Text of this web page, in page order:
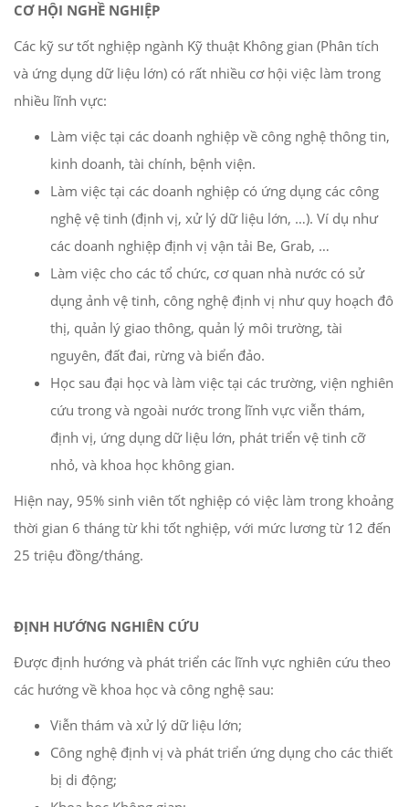
CƠ HỘI NGHỀ NGHIỆP
Các kỹ sư tốt nghiệp ngành Kỹ thuật Không gian (Phân tích
và ứng dụng dữ liệu lớn) có rất nhiều cơ hội việc làm trong
nhiều lĩnh vực:
Làm việc tại các doanh nghiệp về công nghệ thông tin,
kinh doanh, tài chính, bệnh viện.
Làm việc tại các doanh nghiệp có ứng dụng các công
nghệ vệ tinh (định vị, xử lý dữ liệu lớn, …). Ví dụ như
các doanh nghiệp định vị vận tải Be, Grab, …
Làm việc cho các tổ chức, cơ quan nhà nước có sử
dụng ảnh vệ tinh, công nghệ định vị như quy hoạch đô
thị, quản lý giao thông, quản lý môi trường, tài
nguyên, đất đai, rừng và biển đảo.
Học sau đại học và làm việc tại các trường, viện nghiên
cứu trong và ngoài nước trong lĩnh vực viễn thám,
định vị, ứng dụng dữ liệu lớn, phát triển vệ tinh cỡ
nhỏ, và khoa học không gian.
Hiện nay, 95% sinh viên tốt nghiệp có việc làm trong khoảng
thời gian 6 tháng từ khi tốt nghiệp, với mức lương từ 12 đến
25 triệu đồng/tháng.
ĐỊNH HƯỚNG NGHIÊN CỨU
Được định hướng và phát triển các lĩnh vực nghiên cứu theo
các hướng về khoa học và công nghệ sau:
Viễn thám và xử lý dữ liệu lớn;
Công nghệ định vị và phát triển ứng dụng cho các thiết
bị di động;